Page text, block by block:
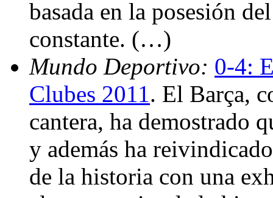
basada en la posesión
constante. (…)
Mundo Deportivo: 0-4:
Clubes 2011 . El Barça,
cantera, ha demostrado
y además ha
de la historia con una